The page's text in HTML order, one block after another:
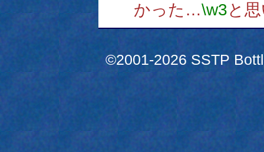
かった…\w3と
©2001-2026 SSTP